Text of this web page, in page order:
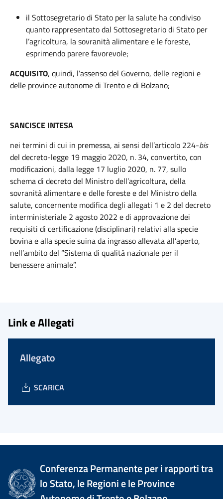
il Sottosegretario di Stato per la salute ha condiviso
quanto rappresentato dal Sottosegretario di Stato per
l’agricoltura, la sovranità alimentare e le foreste,
esprimendo parere favorevole;
ACQUISITO, quindi, l’assenso del Governo, delle regioni e
delle province autonome di Trento e di Bolzano;
SANCISCE INTESA
nei termini di cui in premessa, ai sensi dell’articolo 224-bis
del decreto-legge 19 maggio 2020, n. 34, convertito, con
modificazioni, dalla legge 17 luglio 2020, n. 77, sullo
schema di decreto del Ministro dell’agricoltura, della
sovranità alimentare e delle foreste e del Ministro della
salute, concernente modifica degli allegati 1 e 2 del decreto
interministeriale 2 agosto 2022 e di approvazione dei
requisiti di certificazione (disciplinari) relativi alla specie
bovina e alla specie suina da ingrasso allevata all’aperto,
nell’ambito del “Sistema di qualità nazionale per il
benessere animale”.
Link e Allegati
Allegato
SCARICA
Conferenza Permanente per i rapporti tra
lo Stato, le Regioni e le Province